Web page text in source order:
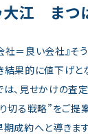
大江 まつ
社＝良い会社』そ
結果的に値下げと
は、見せかけの査
切る戦略”をご
期成約へと導きま